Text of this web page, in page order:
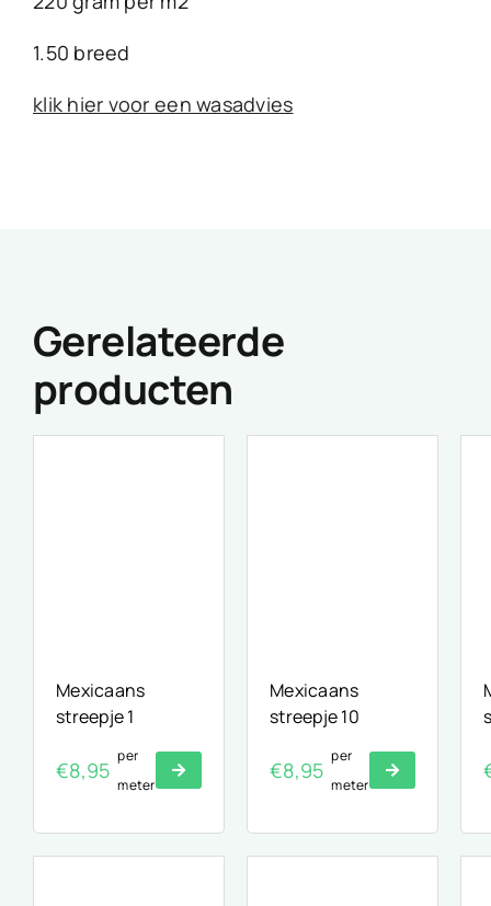
1.50 breed
klik hier voor een wasadvies
Gerelateerde
producten
Mexicaans
streepje 1
€8,95
per
meter
Mexicaans
streepje 10
€8,95
per
meter